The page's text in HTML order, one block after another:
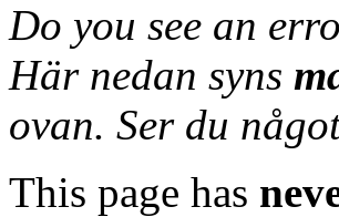
Do you see an
Här nedan syns
ovan. Ser du
This page has